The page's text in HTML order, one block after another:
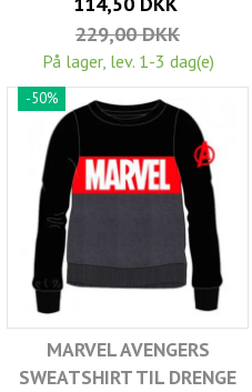
229,00 DKK
På lager, lev. 1-3 dag(e)
-50%
MARVEL AVENGERS
SWEATSHIRT TIL DRENGE